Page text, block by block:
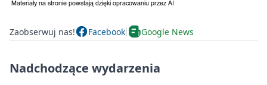
Zaobserwuj nas! Facebook Google News
Nadchodzące wydarzenia